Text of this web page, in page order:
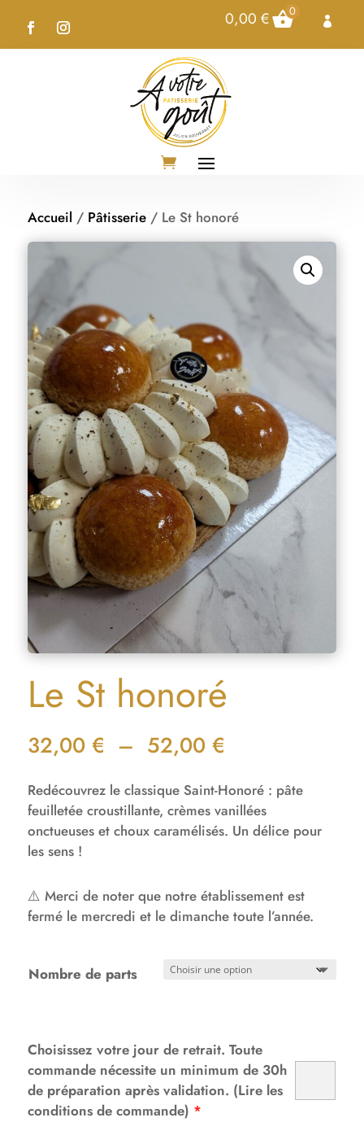
0,00 € 0

Accueil / Pâtisserie/ Le St honoré
Le St honoré
32,00 € – 52,00 €
prix :
32,00 €
à
52,00 €
Redécouvrez le classique Saint-Honoré : pâte
feuilletée croustillante, crèmes vanillées
onctueuses et choux caramélisés. Un délice pour
les sens !
⚠️ Merci de noter que notre établissement est
fermé le mercredi et le dimanche toute l’année.
Nombre de parts
Choisissez votre jour de retrait. Toute
commande nécessite un minimum de 30h
de préparation après validation. (Lire les
conditions de commande) *